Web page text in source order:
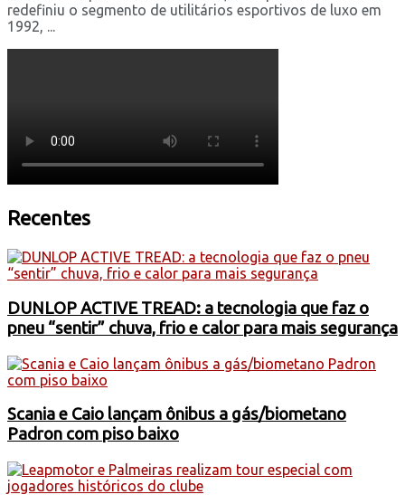
redefiniu o segmento de utilitários esportivos de luxo em
1992, ...
Recentes
DUNLOP ACTIVE TREAD: a tecnologia que faz o
pneu “sentir” chuva, frio e calor para mais segurança
Scania e Caio lançam ônibus a gás/biometano
Padron com piso baixo